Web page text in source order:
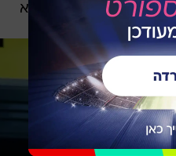
בעיה עם זה. הוא לא